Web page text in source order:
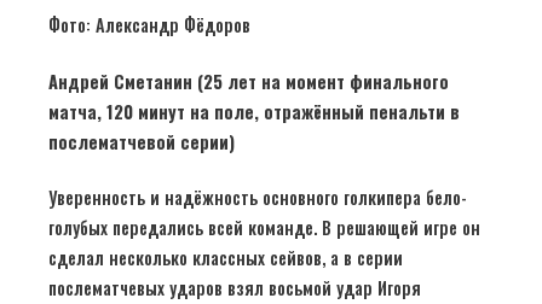
Фото: Александр Фёдоров
Андрей Сметанин (25 лет на момент финального
матча, 120 минут на поле, отражённый пенальти в
послематчевой серии)
Уверенность и надёжность основного голкипера бело-
голубых передались всей команде. В решающей игре он
сделал несколько классных сейвов, а в серии
послематчевых ударов взял восьмой удар Игоря